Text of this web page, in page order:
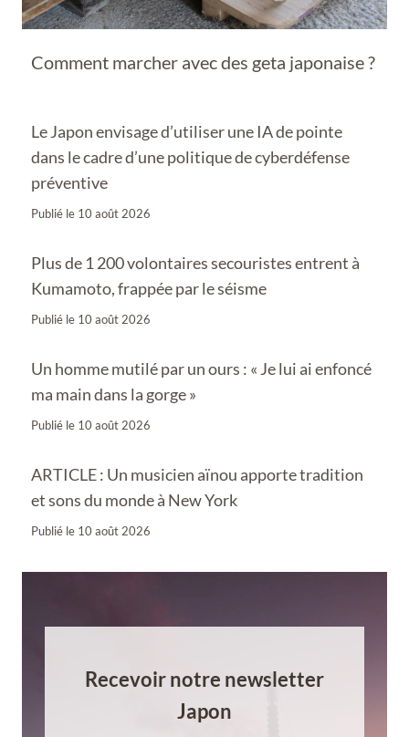
Comment marcher avec des geta japonaise ?
Le Japon envisage d’utiliser une IA de pointe
dans le cadre d’une politique de cyberdéfense
préventive
Publié le 10 août 2026
Plus de 1 200 volontaires secouristes entrent à
Kumamoto, frappée par le séisme
Publié le 10 août 2026
Un homme mutilé par un ours : « Je lui ai enfoncé
ma main dans la gorge »
Publié le 10 août 2026
ARTICLE : Un musicien aïnou apporte tradition
et sons du monde à New York
Publié le 10 août 2026
Recevoir notre newsletter
Japon